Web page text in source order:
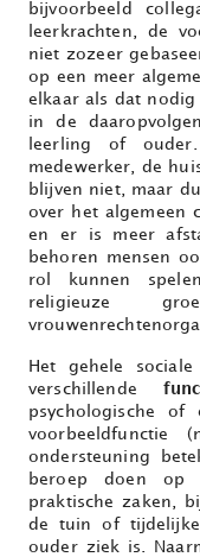
bijvoorbeeld
leerkrachten, de
niet zozeer
op een meer
elkaar als dat nodig
in de
leerling of
medewerker, de
blijven niet, maar
over het algemeen
en er is meer
behoren mensen
rol kunnen
religieuze
Het gehele
verschillende
psychologische of
voorbeeldfunctie
ondersteuning
beroep doen op
praktische zaken,
de tuin of tijdelijke
ouder ziek is.